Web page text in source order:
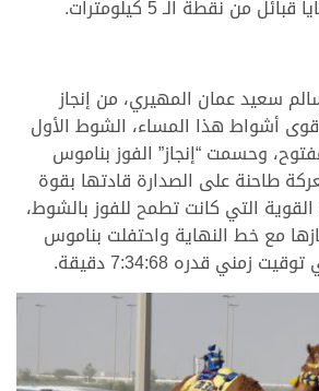
سعيد عمان المهيري، من إنجاز
أشواط هذا المساء، الشوط الأول
وحسمت “إنجاز” الفوز بناموس
طاحنة على الصدارة قادتها بقوة
التي كانت تطمح للفوز بالشوط،
مع خط النهاية واحتفلت بناموس
زمني قدره 7:34:68 دقيقة.